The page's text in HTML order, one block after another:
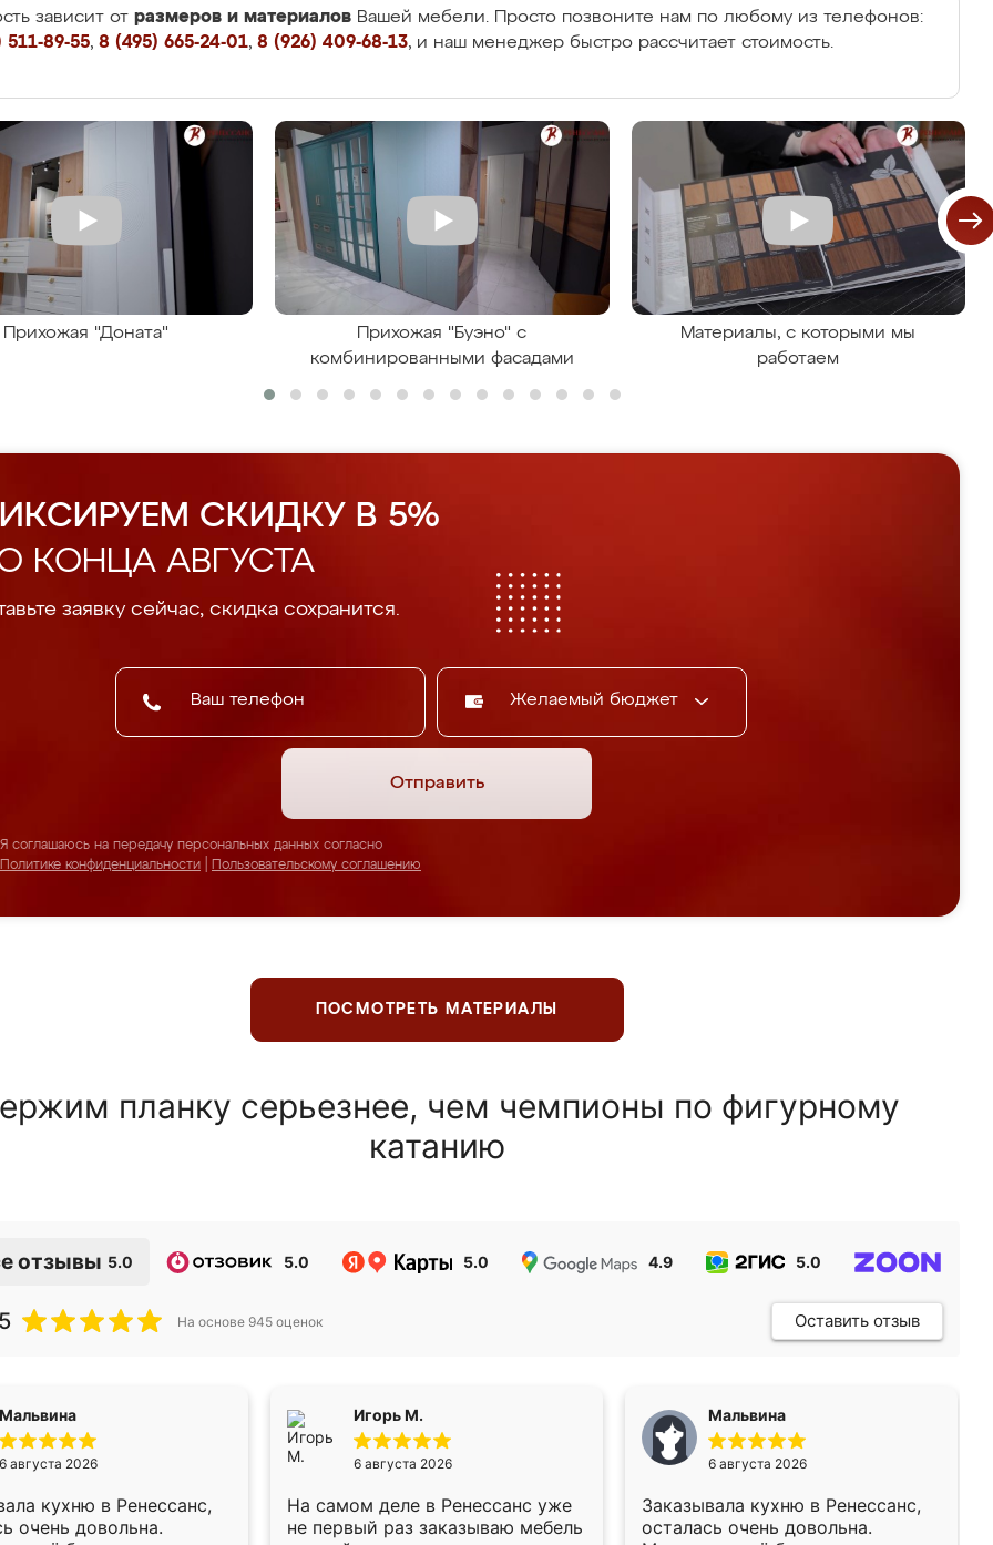
зависит от размеров и материалов Вашей мебели. Просто позвоните нам по любому из телефонов:
89-55, 8 (495) 665-24-01, 8 (926) 409-68-13, и наш менеджер быстро рассчитает стоимость.
Прихожая "Доната"
Прихожая "Буэно" с
комбинированными фасадами
Материалы, с которыми мы
работаем
СКИДКУ В 5%
КОНЦА АВГУСТА
заявку сейчас, скидка сохранится.
Желаемый бюджет
Отправить
Я соглашаюсь на передачу персональных данных согласно
Политике конфиденциальности
Пользовательскому соглашению
ПОСМОТРЕТЬ МАТЕРИАЛЫ
планку серьезнее, чем чемпионы по фигурному
катанию
отзывы 5.0 5.0 5.0 4.9 5.0
На основе 945 оценок Оставить отзыв
Мальвина
6 августа 2026
кухню в Ренессанс,
очень довольна.
Игорь М.
6 августа 2026
На самом деле в Ренессанс уже
не первый раз заказываю мебель
Мальвина
6 августа 2026
Заказывала кухню в Ренессанс,
осталась очень довольна.